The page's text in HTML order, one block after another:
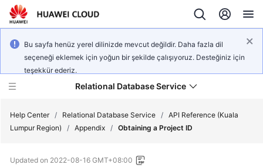
Bu sayfa henüz yerel dilinizde mevcut değildir. Daha fazla dil
seçeneği eklemek için yoğun bir şekilde çalışıyoruz. Desteğiniz için
teşekkür ederiz.
Relational Database Service
Help Center / Relational Database Service / API Reference (Kuala
Lumpur Region)
/ Appendix / Obtaining a Project ID
Updated on 2022-08-16 GMT+08:00